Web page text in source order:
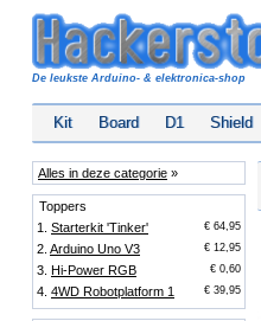
De leukste Arduino- & elektronica-shop
Kit Board D1 Shield
Alles in deze categorie »
Toppers
1. Starterkit 'Tinker' € 64,95
2. Arduino Uno V3 € 12,95
3. Hi-Power RGB € 0,60
4. 4WD Robotplatform 1 € 39,95